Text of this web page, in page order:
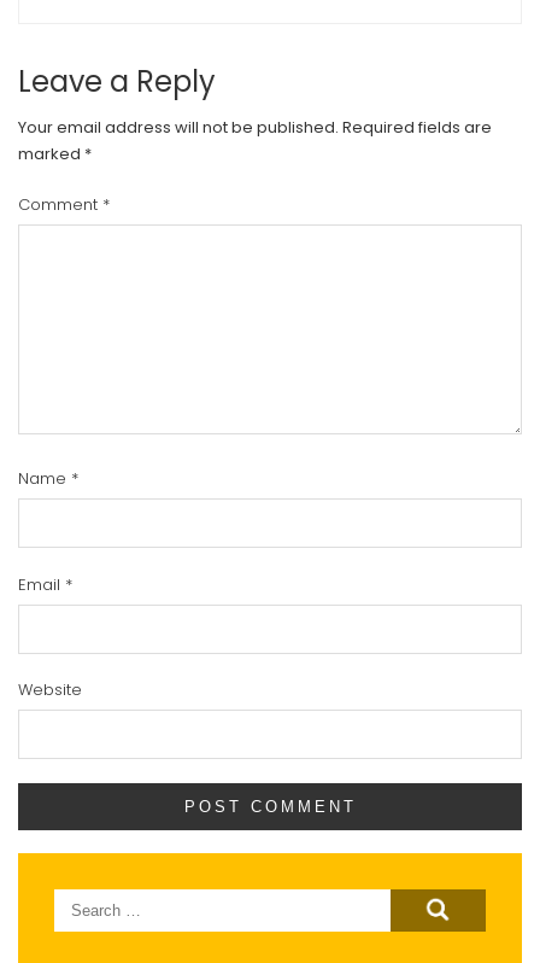
Leave a Reply
Your email address will not be published. Required fields are
marked *
Comment *
Name *
Email *
Website
Search
for: